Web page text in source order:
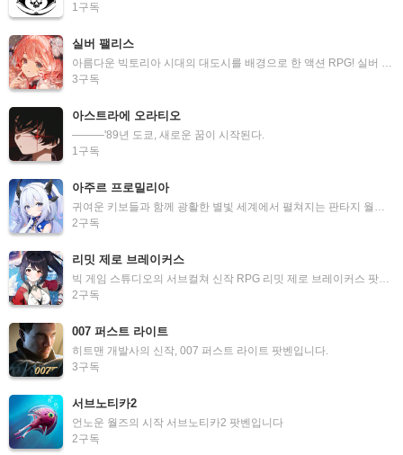
1구독
실버 팰리스
아름다운 빅토리아 시대의 대도시를 배경으로 한 액션 RPG! 실버 팰리스 팟벤입니다.
3구독
아스트라에 오라티오
―――'89년 도쿄, 새로운 꿈이 시작된다.
1구독
아주르 프로밀리아
귀여운 키보들과 함께 광활한 별빛 세계에서 펼쳐지는 판타지 월드 RPG! 아주르 프로밀리아 팟벤입니다.
2구독
리밋 제로 브레이커스
빅 게임 스튜디오의 서브컬쳐 신작 RPG 리밋 제로 브레이커스 팟벤입니다
2구독
007 퍼스트 라이트
히트맨 개발사의 신작, 007 퍼스트 라이트 팟벤입니다.
3구독
서브노티카2
언노운 월즈의 시작 서브노티카2 팟벤입니다
2구독